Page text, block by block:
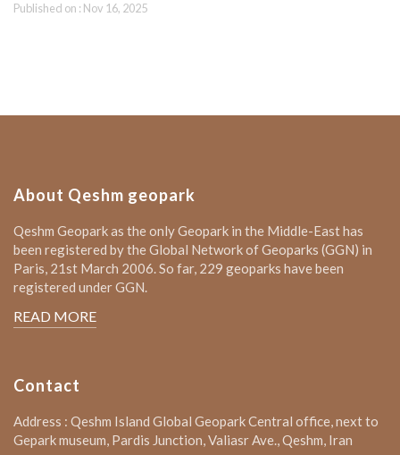
Published on : Nov 16, 2025
About Qeshm geopark
Qeshm Geopark as the only Geopark in the Middle-East has
been registered by the Global Network of Geoparks (GGN) in
Paris, 21st March 2006. So far, 229 geoparks have been
registered under GGN.
READ MORE
Contact
Address : Qeshm Island Global Geopark Central office, next to
Gepark museum, Pardis Junction, Valiasr Ave., Qeshm, Iran